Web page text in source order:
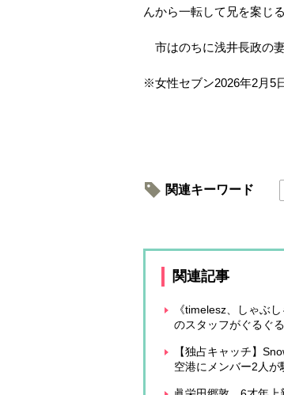
んから一転して兄を案じ
市はのちに浅井長政の
※女性セブン2026年2月5
関連キーワード
関連記事
《timelesz、しゃぶ
のスタッフがぐるぐ
【独占キャッチ】
空港にメンバー2人